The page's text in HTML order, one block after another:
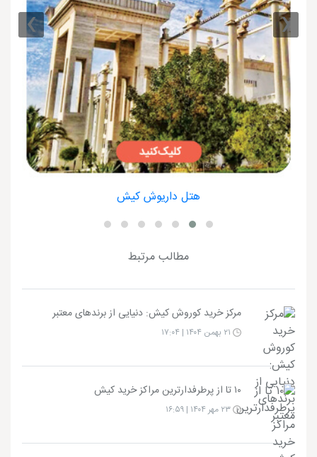
هتل داریوش کیش
‹
›
مطالب مرتبط
مرکز خرید کوروش کیش: دنیایی از برندهای معتبر
۱۰ تا از پرطرفدارترین مراکز خرید کیش